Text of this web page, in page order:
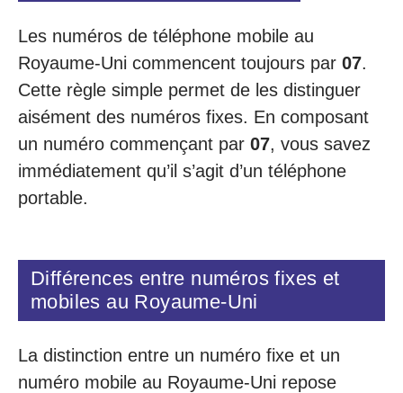
Les numéros de téléphone mobile au
Royaume-Uni commencent toujours par 07.
Cette règle simple permet de les distinguer
aisément des numéros fixes. En composant
un numéro commençant par 07, vous savez
immédiatement qu’il s’agit d’un téléphone
portable.
Différences entre numéros fixes et
mobiles au Royaume-Uni
La distinction entre un numéro fixe et un
numéro mobile au Royaume-Uni repose